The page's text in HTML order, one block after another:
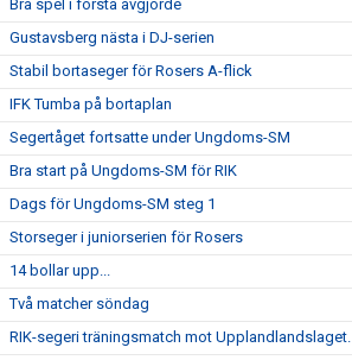
Bra spel i första avgjorde
Gustavsberg nästa i DJ-serien
Stabil bortaseger för Rosers A-flick
IFK Tumba på bortaplan
Segertåget fortsatte under Ungdoms-SM
Bra start på Ungdoms-SM för RIK
Dags för Ungdoms-SM steg 1
Storseger i juniorserien för Rosers
14 bollar upp...
Två matcher söndag
RIK-segeri träningsmatch mot Upplandlandslaget.